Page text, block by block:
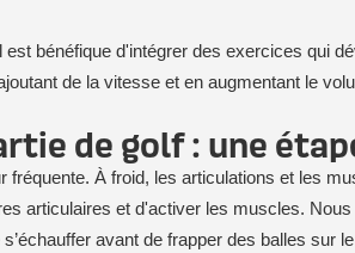
bénéfique d'intégrer des exercices qui
de la vitesse et en augmentant le
de golf : une
fréquente. À froid, les articulations et les
articulaires et d'activer les muscles.
avant de frapper des balles